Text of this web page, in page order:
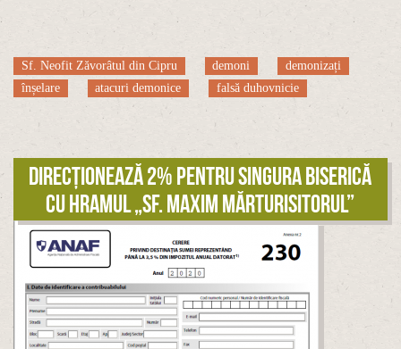
Sf. Neofit Zăvorâtul din Cipru demoni
demonizați
înșelare
atacuri demonice falsă duhovnicie
Direcționează 2% pentru singura biserică
cu hramul „Sf. Maxim Mărturisitorul”